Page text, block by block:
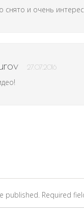
снято и очень
27.07.2016
published. Required